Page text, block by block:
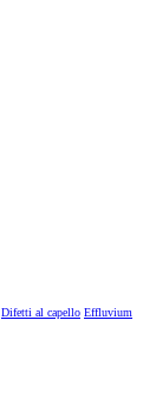
Difetti al capello Effluvium